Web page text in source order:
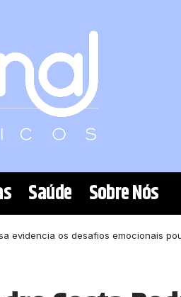
Saúde Sobre Nós
evidencia os desafios emocionais